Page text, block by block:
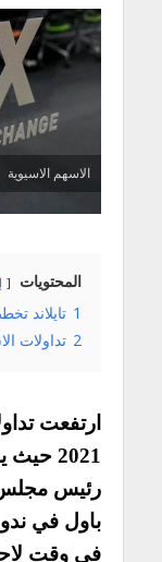
الاسهم الاسيوية
المحتويات
1 تايلاند
2 تداولات
2021
رئيس مجلس
باول في
في وقت